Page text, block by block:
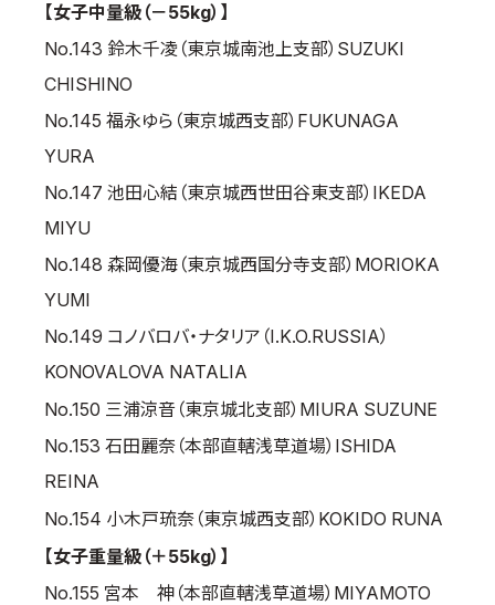
【女子中量級（－55kg）】
No.143 鈴木千凌（東京城南池上支部）SUZUKI
CHISHINO
No.145 福永ゆら（東京城西支部）FUKUNAGA
YURA
No.147 池田心結（東京城西世田谷東支部）IKEDA
MIYU
No.148 森岡優海（東京城西国分寺支部）MORIOKA
YUMI
No.149 コノバロバ・ナタリア（I.K.O.RUSSIA）
KONOVALOVA NATALIA
No.150 三浦涼音（東京城北支部）MIURA SUZUNE
No.153 石田麗奈（本部直轄浅草道場）ISHIDA
REINA
No.154 小木戸琉奈（東京城西支部）KOKIDO RUNA
【女子重量級（＋55kg）】
No.155 宮本 神（本部直轄浅草道場）MIYAMOTO